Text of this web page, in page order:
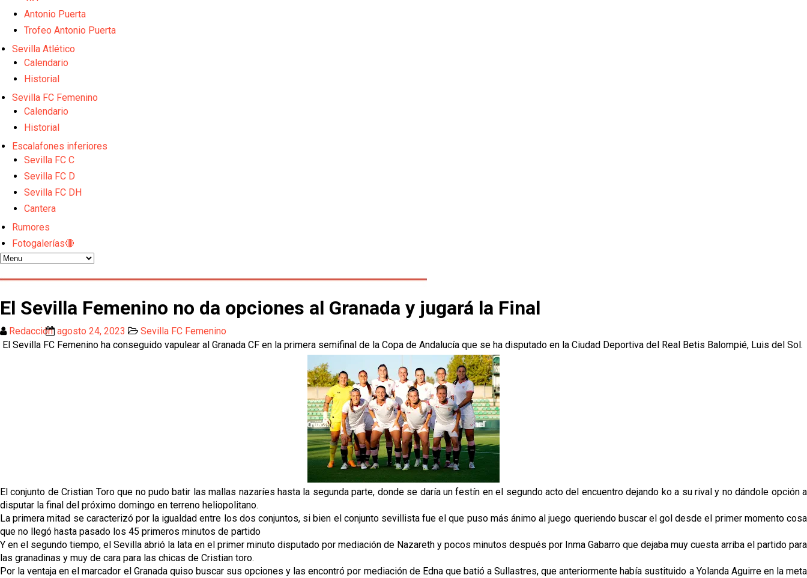
Emery quiere pescar en el Atleti , el Villareal ya tiene nuevo portero y el Getafe mueve ficha... Las últimas novedades del mercado de La Liga
Vargas y Sow se incorporan al grupo en la sesión del martes
El Sevilla FC empieza a inscribir a los nuevos fichajes
Nico Guillem:"Es importante que el equipo sea una familia y se refleje en el campo"
Antonio Puerta
Trofeo Antonio Puerta
Sevilla Atlético
Calendario
Historial
Sevilla FC Femenino
Calendario
Historial
Escalafones inferiores
Sevilla FC C
Sevilla FC D
Sevilla FC DH
Cantera
Rumores
Fotogalerías🔴
El Sevilla Femenino no da opciones al Granada y jugará la Final
Redacción agosto 24, 2023
Sevilla FC Femenino
El Sevilla FC Femenino ha conseguido vapulear al Granada CF en la primera semifinal de la Copa de Andalucía que se ha disputado en la Ciudad Deportiva del Real Betis Balompié, Luis del Sol.
El conjunto de Cristian Toro que no pudo batir las mallas nazaríes hasta la segunda parte, donde se daría un festín en el segundo acto del encuentro dejando ko a su rival y no dándole opción a
disputar la final del próximo domingo en terreno heliopolitano.
La primera mitad se caracterizó por la igualdad entre los dos conjuntos, si bien el conjunto sevillista fue el que puso más ánimo al juego queriendo buscar el gol desde el primer momento cosa
que no llegó hasta pasado los 45 primeros minutos de partido
Y en el segundo tiempo, el Sevilla abrió la lata en el primer minuto disputado por mediación de Nazareth y pocos minutos después por Inma Gabarro que dejaba muy cuesta arriba el partido para
las granadinas y muy de cara para las chicas de Cristian toro.
Por la ventaja en el marcador el Granada quiso buscar sus opciones y las encontró por mediación de Edna que batió a Sullastres, que anteriormente había sustituido a Yolanda Aguirre en la meta